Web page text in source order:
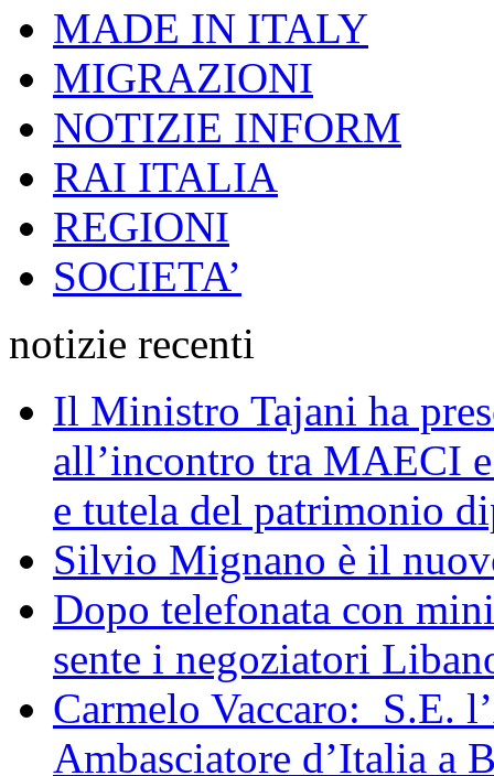
MADE IN ITALY
MIGRAZIONI
NOTIZIE INFORM
RAI ITALIA
REGIONI
SOCIETA’
notizie recenti
Il Ministro Tajani ha
all’incontro tra MAECI
e tutela del patrimonio
Silvio Mignano è il
Dopo telefonata con
sente i negoziatori
Carmelo Vaccaro: S.E.
Ambasciatore d’Italia a